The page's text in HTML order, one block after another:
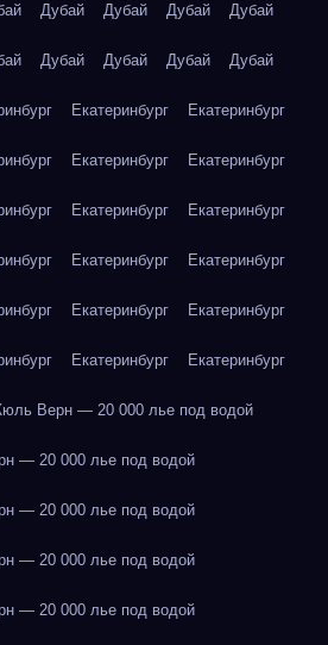
Дубай Дубай Дубай Дубай
Дубай Дубай Дубай Дубай
Екатеринбург Екатеринбург
Екатеринбург Екатеринбург
Екатеринбург Екатеринбург
Екатеринбург Екатеринбург
Екатеринбург Екатеринбург
Екатеринбург Екатеринбург
Верн — 20 000 лье под водой
— 20 000 лье под водой
— 20 000 лье под водой
— 20 000 лье под водой
— 20 000 лье под водой